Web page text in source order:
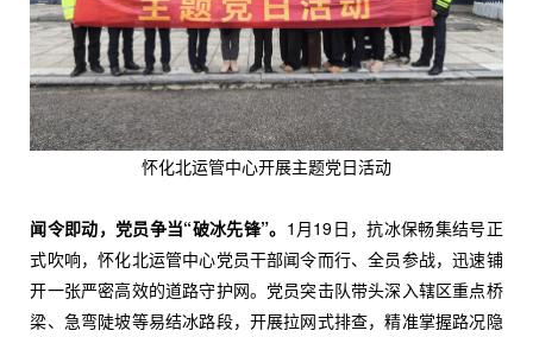
怀化北运管中心开展主题党日活动
闻令即动，党员争当“破冰先锋”。 1月19日，抗冰保畅集结号正
式吹响，怀化北运管中心党员干部闻令而行、全员参战，迅速铺
开一张严密高效的道路守护网。党员突击队带头深入辖区重点桥
梁、急弯陡坡等易结冰路段，开展拉网式排查，精准掌握路况隐